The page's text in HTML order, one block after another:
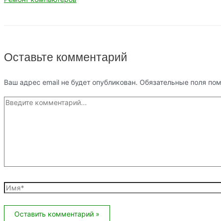
Оставьте комментарий
Ваш адрес email не будет опубликован. Обязательные поля
Введите
комментарий...
Имя*